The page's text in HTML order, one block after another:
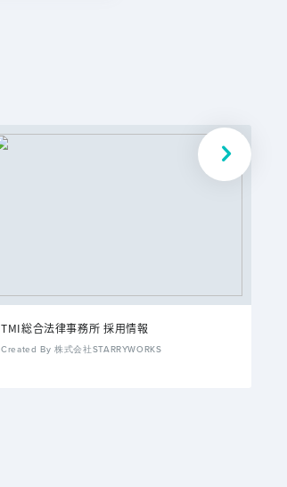
TMI総合法律事務所 採用情報
Created By 株式会社STARRYWORKS